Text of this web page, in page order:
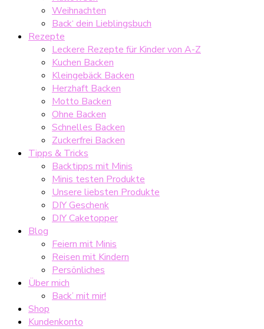
Weihnachten
Back‘ dein Lieblingsbuch
Rezepte
Leckere Rezepte für Kinder von A-Z
Kuchen Backen
Kleingebäck Backen
Herzhaft Backen
Motto Backen
Ohne Backen
Schnelles Backen
Zuckerfrei Backen
Tipps & Tricks
Backtipps mit Minis
Minis testen Produkte
Unsere liebsten Produkte
DIY Geschenk
DIY Caketopper
Blog
Feiern mit Minis
Reisen mit Kindern
Persönliches
Über mich
Back’ mit mir!
Shop
Kundenkonto